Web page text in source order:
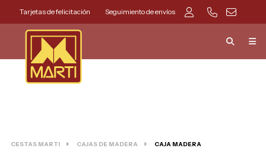
Tarjetas de felicitación Seguimiento de envíos
CESTAS MARTI CAJAS DE MADERA CAJA MADERA